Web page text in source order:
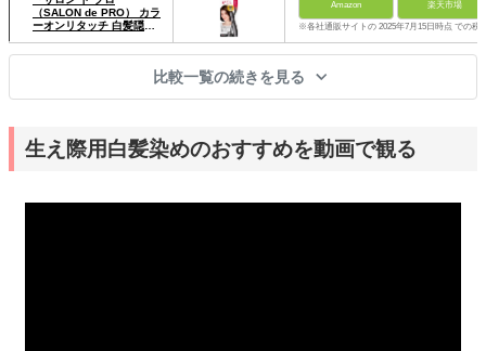
（SALON de PRO） カラ
ーオンリタッチ 白髪隠し
Amazon
楽天市場
※各社通販サイトの 2025年7月15日時点 での税
比較一覧の続きを見る
生え際用白髪染めのおすすめを動画で観る